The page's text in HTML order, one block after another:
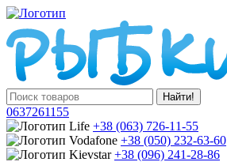
Найти!
0637261155
+38 (063) 726-11-55
+38 (050) 232-63-60
+38 (096) 241-28-86